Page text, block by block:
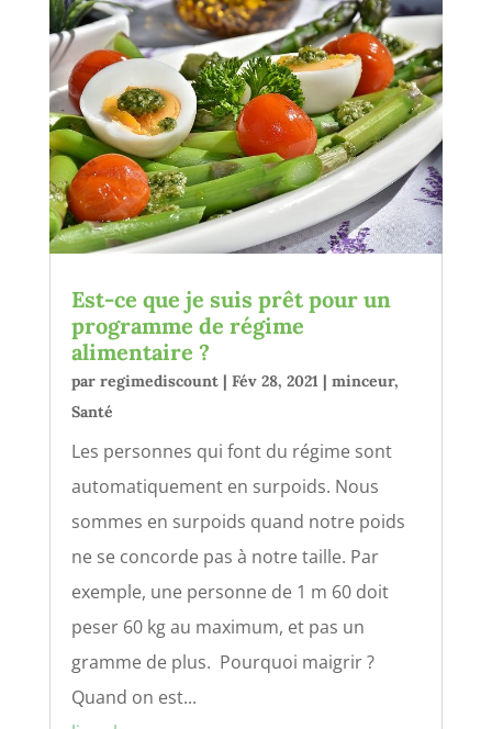
Est-ce que je suis prêt pour un
programme de régime
alimentaire ?
par regimediscount| Fév 28, 2021 | minceur,
Santé
Les personnes qui font du régime sont
automatiquement en surpoids. Nous
sommes en surpoids quand notre poids
ne se concorde pas à notre taille. Par
exemple, une personne de 1 m 60 doit
peser 60 kg au maximum, et pas un
gramme de plus. Pourquoi maigrir ?
Quand on est...